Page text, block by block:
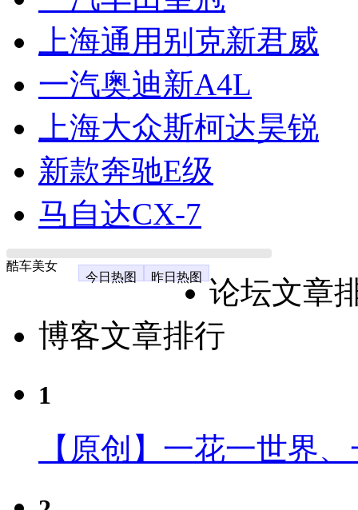
上海通用别克新君威
一汽奥迪新A4L
上海大众斯柯达昊锐
新款奔驰E级
马自达CX-7
酷车美女
今日热图
昨日热图
论坛文章
博客文章排行
1
【原创】一花一世界